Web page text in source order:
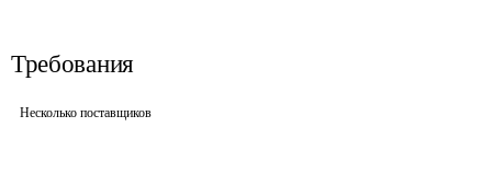
Требования
Несколько поставщиков